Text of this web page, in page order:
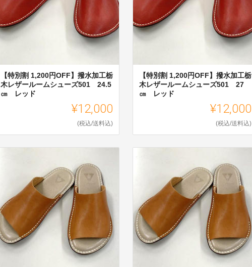
【特別割 1,200円OFF】撥水加工栃
木レザールームシューズ501 24.5
㎝ レッド
¥12,000
(税込/送料込)
【特別割 1,200円OFF】撥水加工栃
木レザールームシューズ501 27
㎝ レッド
¥12,000
(税込/送料込)